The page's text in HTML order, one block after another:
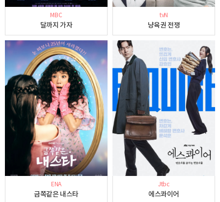
MBC
달까지 가자
tvN
냥육권 전쟁
ENA
금쪽같은 내스타
Jtbc
에스콰이어